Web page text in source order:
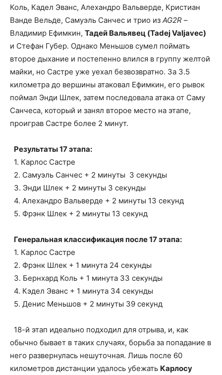
Коль, Кадел Эванс, Алехандро Вальверде, Кристиан
Ванде Вельде, Самуэль Санчес и трио из AG2R –
Владимир Ефимкин, Тадей Вальявец (Tadej Valjavec)
и Стефан Губер. Однако Меньшов сумел поймать
второе дыхание и постепенно влился в группу желтой
майки, но Састре уже уехал безвозвратно. За 3.5
километра до вершины атаковал Ефимкин, его рывок
поймал Энди Шлек, затем последовала атака от Саму
Санчеса, который и занял второе место на этапе,
проиграв Састре более 2 минут.
Результаты 17 этапа:
1. Карлос Састре
2. Самуэль Санчес + 2 минуты 3 секунды
3. Энди Шлек + 2 минуты 3 секунды
4. Алехандро Вальверде + 2 минуты 13 секунд
5. Фрэнк Шлек + 2 минуты 13 секунд
Генеральная классификация после 17 этапа:
1. Карлос Састре
2. Фрэнк Шлек + 1 минута 24 секунды
3. Бернхард Коль + 1 минута 33 секунды
4. Кэдел Эванс + 1 минута 34 секунды
5. Денис Меньшов + 2 минуты 39 секунд
18-й этап идеально подходил для отрыва, и, как
обычно бывает в таких случаях, борьба за попадание в
него развернулась нешуточная. Лишь после 60
километров дистанции удалось убежать Карлосу